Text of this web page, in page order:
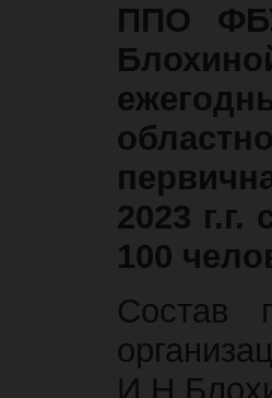
ППО
2023
100
Состав